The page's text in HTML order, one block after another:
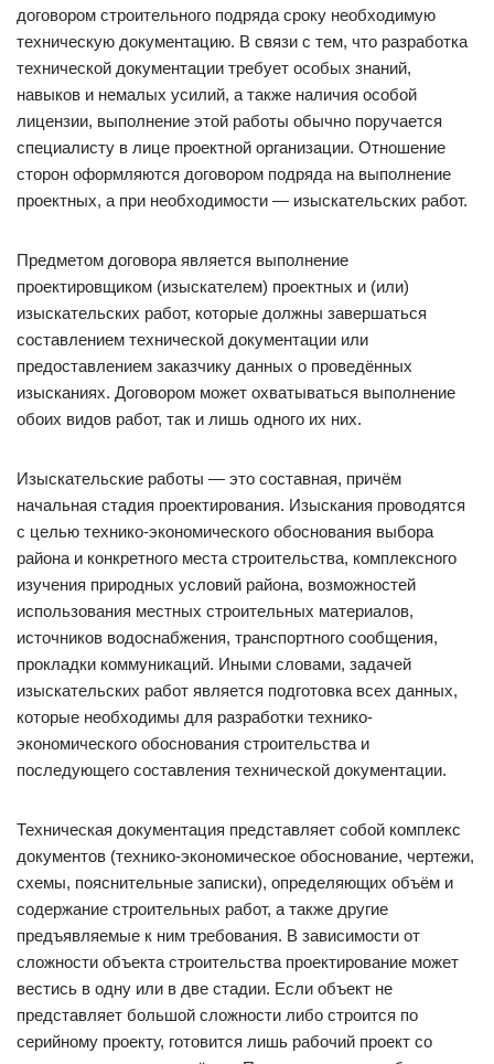
договором строительного подряда сроку необходимую
техническую документацию. В связи с тем, что разработка
технической документации требует особых знаний,
навыков и немалых усилий, а также наличия особой
лицензии, выполнение этой работы обычно поручается
специалисту в лице проектной организации. Отношение
сторон оформляются договором подряда на выполнение
проектных, а при необходимости — изыскательских работ.
Предметом договора является выполнение
проектировщиком (изыскателем) проектных и (или)
изыскательских работ, которые должны завершаться
составлением технической документации или
предоставлением заказчику данных о проведённых
изысканиях. Договором может охватываться выполнение
обоих видов работ, так и лишь одного их них.
Изыскательские работы — это составная, причём
начальная стадия проектирования. Изыскания проводятся
с целью технико-экономического обоснования выбора
района и конкретного места строительства, комплексного
изучения природных условий района, возможностей
использования местных строительных материалов,
источников водоснабжения, транспортного сообщения,
прокладки коммуникаций. Иными словами, задачей
изыскательских работ является подготовка всех данных,
которые необходимы для разработки технико-
экономического обоснования строительства и
последующего составления технической документации.
Техническая документация представляет собой комплекс
документов (технико-экономическое обоснование, чертежи,
схемы, пояснительные записки), определяющих объём и
содержание строительных работ, а также другие
предъявляемые к ним требования. В зависимости от
сложности объекта строительства проектирование может
вестись в одну или в две стадии. Если объект не
представляет большой сложности либо строится по
серийному проекту, готовится лишь рабочий проект со